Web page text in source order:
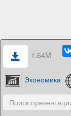
1.64M
Экономика